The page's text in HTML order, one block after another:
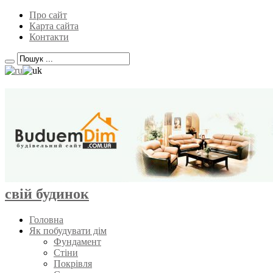
Про сайт
Карта сайта
Контакти
свій будинок
Головна
Як побудувати дім
Фундамент
Стіни
Покрівля